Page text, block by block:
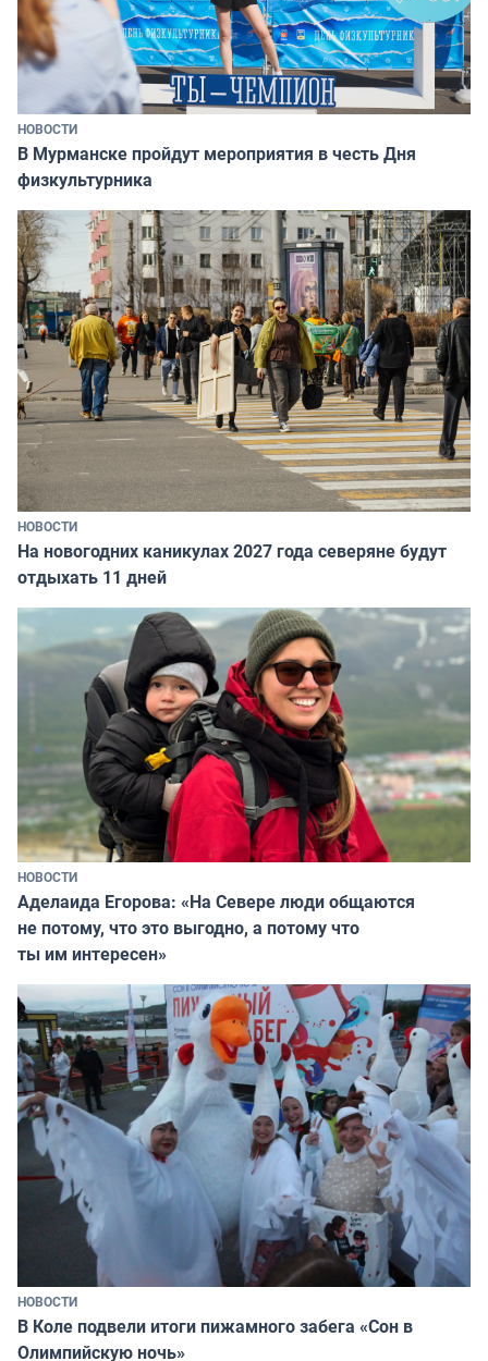
НОВОСТИ
В Мурманске пройдут мероприятия в честь Дня
физкультурника
НОВОСТИ
На новогодних каникулах 2027 года северяне будут
отдыхать 11 дней
НОВОСТИ
Аделаида Егорова: «На Севере люди общаются
не потому, что это выгодно, а потому что
ты им интересен»
НОВОСТИ
В Коле подвели итоги пижамного забега «Сон в
Олимпийскую ночь»